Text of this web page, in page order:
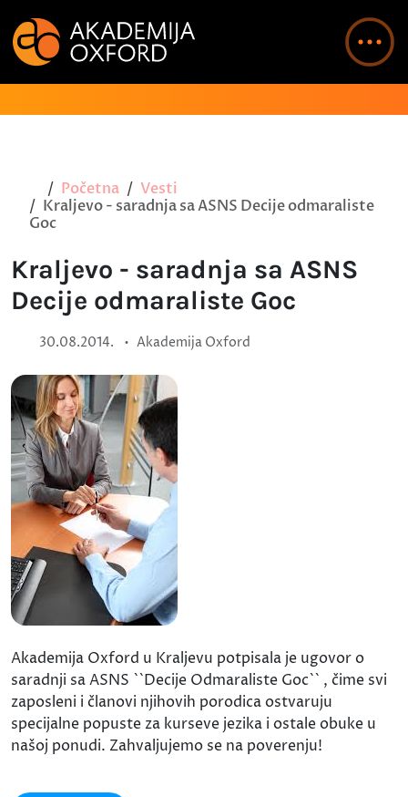
Početna
Vesti
Kraljevo - saradnja sa ASNS Decije odmaraliste
Goc
Kraljevo - saradnja sa ASNS
Decije odmaraliste Goc
30.08.2014. • Akademija Oxford
Akademija Oxford u Kraljevu potpisala je ugovor o
saradnji sa ASNS ``Decije Odmaraliste Goc`` , čime svi
zaposleni i članovi njihovih porodica ostvaruju
specijalne popuste za kurseve jezika i ostale obuke u
našoj ponudi. Zahvaljujemo se na poverenju!